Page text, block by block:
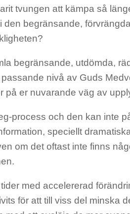
tvungen att kämpa så
den begränsande,
begränsande, utdömda,
nivå av Guds
på er nuvarande väg av
process och den kan inte
speciellt
om det oftast inte finns
med accelererad
för att till viss del minska